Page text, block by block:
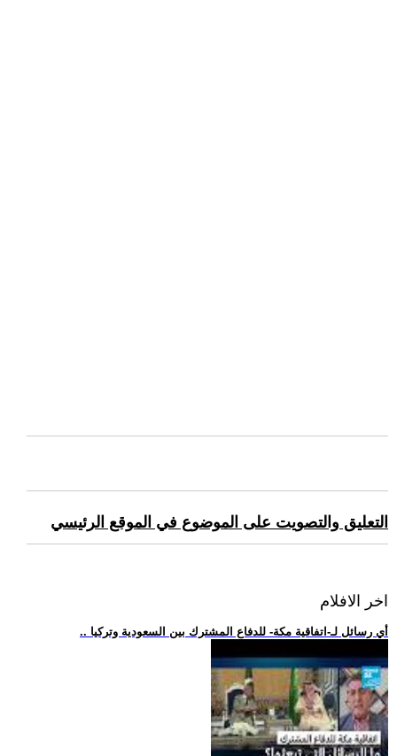
التعليق والتصويت على الموضوع في الموقع الرئيسي
اخر الافلام
.. أي رسائل لـ-اتفاقية مكة- للدفاع المشترك بين السعودية وتركيا